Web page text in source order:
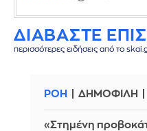
ΔΙΑΒΑΣΤΕ
περισσότερες ειδήσεις από το
ΡΟΗ ΔΗΜΟΦΙΛΗ
«Στημένη